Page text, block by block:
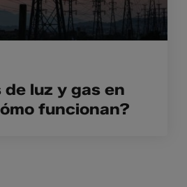
luz y gas en
funcionan?